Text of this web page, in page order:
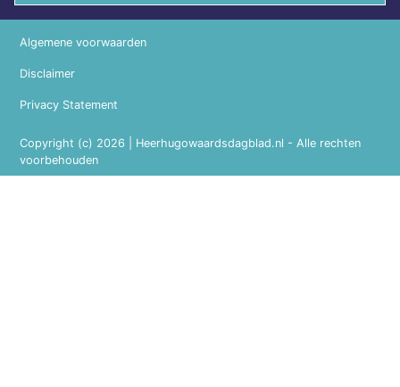
Copyright (c) 2026 | Heerhugowaardsdagblad.nl - Alle rechten
voorbehouden
Algemene voorwaarden
Disclaimer
Privacy Statement